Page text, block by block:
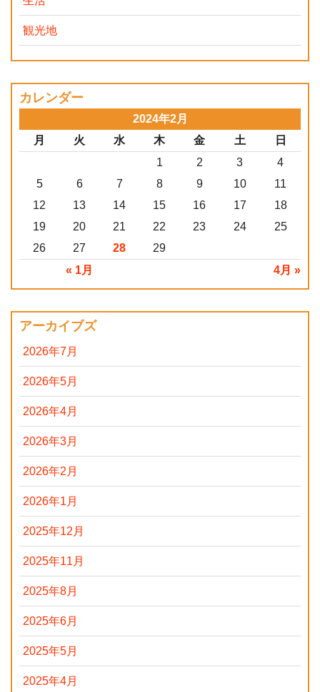
観光地
カレンダー
2024年2月
月
火 水 木 金 土 日
« 1月 4月 »
1 2 3
4
5
6 7 8 9 10
11
12
13 14 15 16 17
18
19
20 21 22 23 24
25
26
27 28 29
アーカイブズ
2026年7月
2026年5月
2026年4月
2026年3月
2026年2月
2026年1月
2025年12月
2025年11月
2025年8月
2025年6月
2025年5月
2025年4月